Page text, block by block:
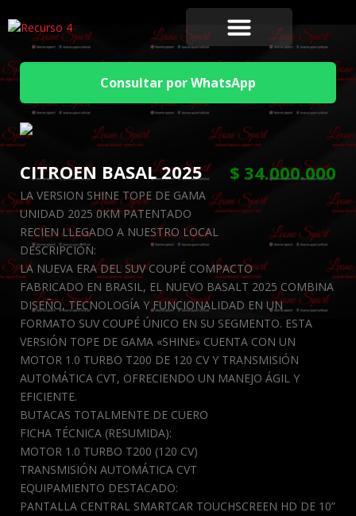
Consultar por WhatsApp
CITROEN BASAL 2025 $ 34.000.000
LA VERSION SHINE TOPE DE GAMA
UNIDAD 2025 0KM PATENTADO
RECIEN LLEGADO A NUESTRO LOCAL
DESCRIPCIÓN:
LA NUEVA ERA DEL SUV COUPÉ COMPACTO
FABRICADO EN BRASIL, EL NUEVO BASALT 2025 COMBINA
DISEÑO, TECNOLOGÍA Y FUNCIONALIDAD EN UN
FORMATO SUV COUPÉ ÚNICO EN SU SEGMENTO. ESTA
VERSIÓN TOPE DE GAMA «SHINE» CUENTA CON UN
MOTOR 1.0 TURBO T200 DE 120 CV Y TRANSMISIÓN
AUTOMÁTICA CVT, OFRECIENDO UN MANEJO ÁGIL Y
EFICIENTE.
BUTACAS TOTALMENTE DE CUERO
FICHA TÉCNICA (RESUMIDA):
MOTOR 1.0 TURBO T200 (120 CV)
TRANSMISIÓN AUTOMÁTICA CVT
EQUIPAMIENTO DESTACADO:
PANTALLA CENTRAL SMARTCAR TOUCHSCREEN HD DE 10”